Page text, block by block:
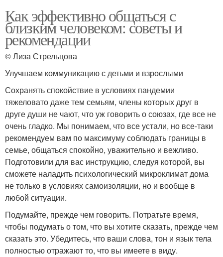
Как эффективно общаться с
близким человеком: советы и
рекомендации
© Лиза Стрельцова
Улучшаем коммуникацию с детьми и взрослыми
Сохранять спокойствие в условиях пандемии
тяжеловато даже тем семьям, члены которых друг в
друге души не чают, что уж говорить о союзах, где все не
очень гладко. Мы понимаем, что все устали, но все-таки
рекомендуем вам по максимуму соблюдать границы в
семье, общаться спокойно, уважительно и вежливо.
Подготовили для вас инструкцию, следуя которой, вы
сможете наладить психологический микроклимат дома
не только в условиях самоизоляции, но и вообще в
любой ситуации.
Подумайте, прежде чем говорить. Потратьте время,
чтобы подумать о том, что вы хотите сказать, прежде чем
сказать это. Убедитесь, что ваши слова, тон и язык тела
полностью отражают то, что вы имеете в виду.